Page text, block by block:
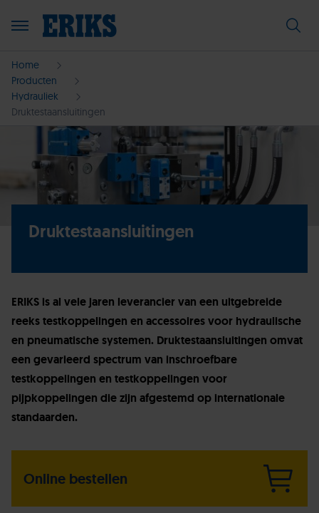
Home
Producten
Hydrauliek
Druktestaansluitingen
Druktestaansluitingen
ERIKS is al vele jaren leverancier van een uitgebreide
reeks testkoppelingen en accessoires voor hydraulische
en pneumatische systemen. Druktestaansluitingen omvat
een gevarieerd spectrum van inschroefbare
testkoppelingen en testkoppelingen voor
pijpkoppelingen die zijn afgestemd op internationale
standaarden.
Online bestellen